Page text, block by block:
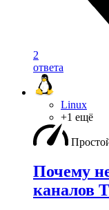
2
ответа
Linux
+1 ещё
Почему
каналов